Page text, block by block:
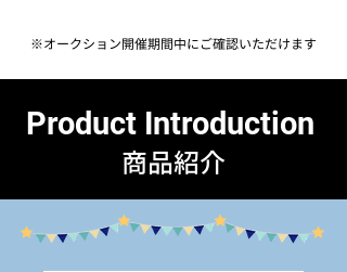
※オークション開催期間中にご確認いただけます
Product Introduction
商品紹介